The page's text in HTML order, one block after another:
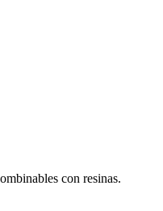
con resinas.